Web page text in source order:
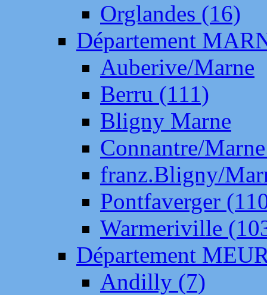
Orglandes (16)
Département
Auberive/Marne
Berru (111)
Bligny Marne
Connantre/
franz.Bligny/
Pontfaverger
Warmeriville
Département
Andilly (7)